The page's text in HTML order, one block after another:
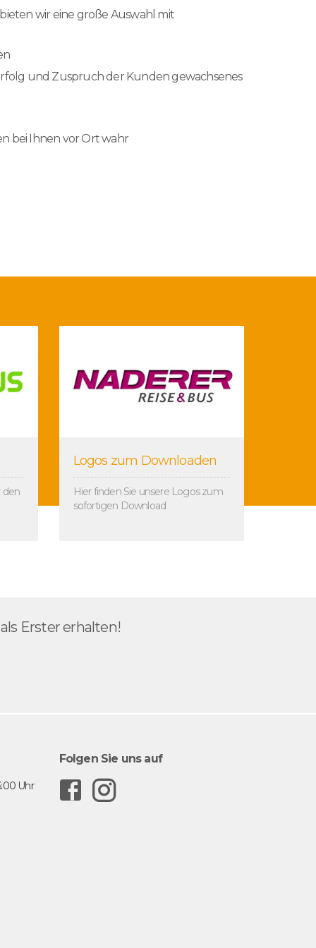
wir eine große Auswahl mit
und Zuspruch der Kunden gewachsenes
bei Ihnen vor Ort wahr
den
Logos zum Downloaden
Hier finden Sie unsere Logos zum
sofortigen Download
Erster erhalten!
Uhr
Folgen Sie uns auf
F